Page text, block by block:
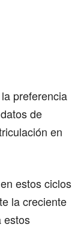
preferencia
de
en
estos ciclos
la creciente
estos